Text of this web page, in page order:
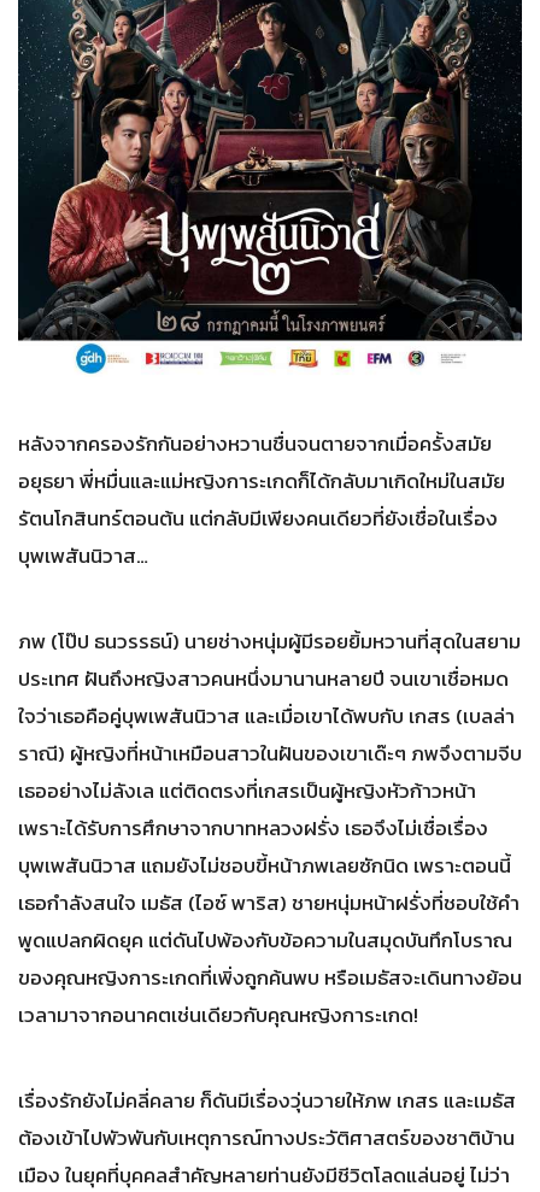
หลังจากครองรักกันอย่างหวานชื่นจนตายจากเมื่อครั้งสมัย
อยุธยา พี่หมื่นและแม่หญิงการะเกดก็ได้กลับมาเกิดใหม่ในสมัย
รัตนโกสินทร์ตอนต้น แต่กลับมีเพียงคนเดียวที่ยังเชื่อในเรื่อง
บุพเพสันนิวาส…
ภพ (โป๊ป ธนวรรธน์) นายช่างหนุ่มผู้มีรอยยิ้มหวานที่สุดในสยาม
ประเทศ ฝันถึงหญิงสาวคนหนึ่งมานานหลายปี จนเขาเชื่อหมด
ใจว่าเธอคือคู่บุพเพสันนิวาส และเมื่อเขาได้พบกับ เกสร (เบลล่า
ราณี) ผู้หญิงที่หน้าเหมือนสาวในฝันของเขาเด๊ะๆ ภพจึงตามจีบ
เธออย่างไม่ลังเล แต่ติดตรงที่เกสรเป็นผู้หญิงหัวก้าวหน้า
เพราะได้รับการศึกษาจากบาทหลวงฝรั่ง เธอจึงไม่เชื่อเรื่อง
บุพเพสันนิวาส แถมยังไม่ชอบขี้หน้าภพเลยซักนิด เพราะตอนนี้
เธอกำลังสนใจ เมธัส (ไอซ์ พาริส) ชายหนุ่มหน้าฝรั่งที่ชอบใช้คำ
พูดแปลกผิดยุค แต่ดันไปพ้องกับข้อความในสมุดบันทึกโบราณ
ของคุณหญิงการะเกดที่เพิ่งถูกค้นพบ หรือเมธัสจะเดินทางย้อน
เวลามาจากอนาคตเช่นเดียวกับคุณหญิงการะเกด!
เรื่องรักยังไม่คลี่คลาย ก็ดันมีเรื่องวุ่นวายให้ภพ เกสร และเมธัส
ต้องเข้าไปพัวพันกับเหตุการณ์ทางประวัติศาสตร์ของชาติบ้าน
เมือง ในยุคที่บุคคลสำคัญหลายท่านยังมีชีวิตโลดแล่นอยู่ ไม่ว่า